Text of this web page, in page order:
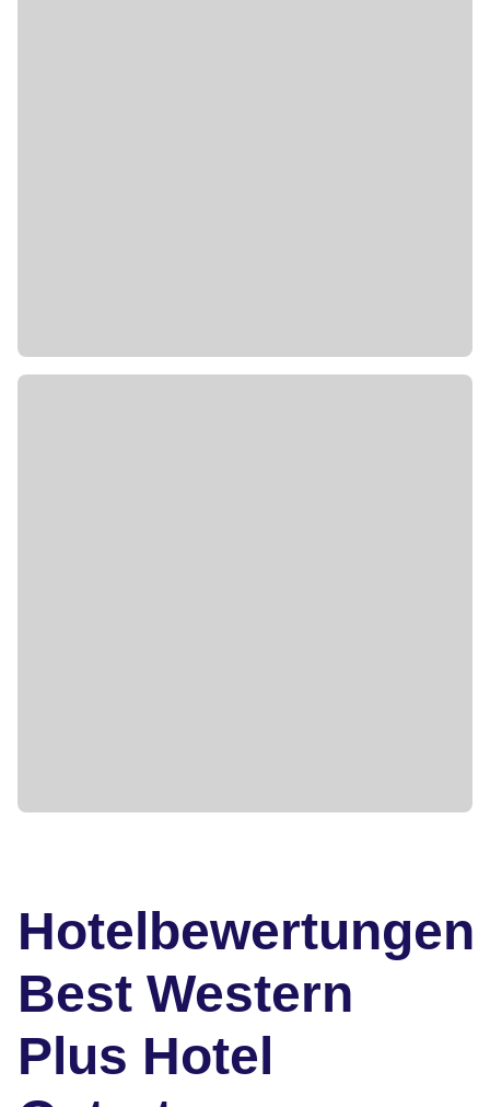
Hotelbewertungen
Best Western
Plus Hotel